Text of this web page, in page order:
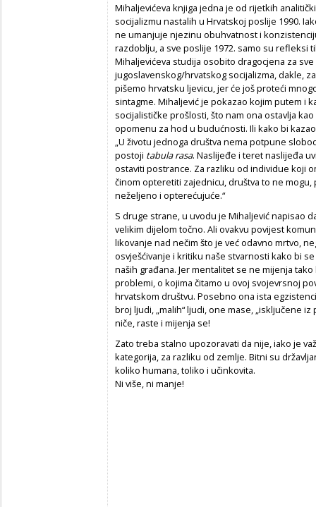
Mihaljevićeva knjiga jedna je od rijetkih
socijalizmu nastalih u Hrvatskoj poslije 1990.
ne umanjuje njezinu obuhvatnost i
razdoblju, a sve poslije 1972. samo su refleksi
Mihaljevićeva studija osobito dragocjena za
jugoslavenskog/hrvatskog socijalizma, dakle,
pišemo hrvatsku ljevicu, jer će još proteći
sintagme. Mihaljević je pokazao kojim putem i
socijalističke prošlosti, što nam ona ostavlja
opomenu za hod u budućnosti. Ili kako bi
„U životu jednoga društva nema potpune
postoji tabula rasa. Naslijeđe i teret naslijeđa
ostaviti postrance. Za razliku od individue koji
činom opteretiti zajednicu, društva to ne
neželjeno i opterećujuće.“
S druge strane, u uvodu je Mihaljević napisao
velikim dijelom točno. Ali ovakvu povijest
likovanje nad nečim što je već odavno mrtvo,
osvješćivanje i kritiku naše stvarnosti kako bi
naših građana. Jer mentalitet se ne mijenja
problemi, o kojima čitamo u ovoj svojevrsnoj
hrvatskom društvu. Posebno ona ista
broj ljudi, „malih“ ljudi, one mase, „isključene
niče, raste i mijenja se!
Zato treba stalno upozoravati da nije, iako je
kategorija, za razliku od zemlje. Bitni su
koliko humana, toliko i učinkovita.
Ni više, ni manje!